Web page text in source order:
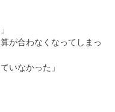
が合わなくなってしまっ
いなかった」